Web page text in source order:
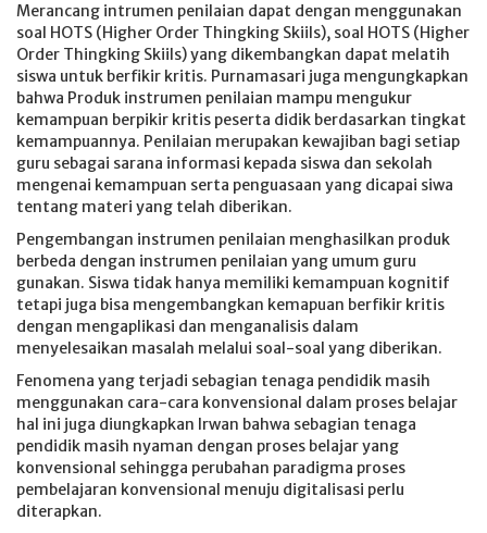
Merancang intrumen penilaian dapat dengan menggunakan
soal HOTS (Higher Order Thingking Skiils), soal HOTS (Higher
Order Thingking Skiils) yang dikembangkan dapat melatih
siswa untuk berfikir kritis. Purnamasari juga mengungkapkan
bahwa Produk instrumen penilaian mampu mengukur
kemampuan berpikir kritis peserta didik berdasarkan tingkat
kemampuannya. Penilaian merupakan kewajiban bagi setiap
guru sebagai sarana informasi kepada siswa dan sekolah
mengenai kemampuan serta penguasaan yang dicapai siwa
tentang materi yang telah diberikan.
Pengembangan instrumen penilaian menghasilkan produk
berbeda dengan instrumen penilaian yang umum guru
gunakan. Siswa tidak hanya memiliki kemampuan kognitif
tetapi juga bisa mengembangkan kemapuan berfikir kritis
dengan mengaplikasi dan menganalisis dalam
menyelesaikan masalah melalui soal-soal yang diberikan.
Fenomena yang terjadi sebagian tenaga pendidik masih
menggunakan cara-cara konvensional dalam proses belajar
hal ini juga diungkapkan Irwan bahwa sebagian tenaga
pendidik masih nyaman dengan proses belajar yang
konvensional sehingga perubahan paradigma proses
pembelajaran konvensional menuju digitalisasi perlu
diterapkan.